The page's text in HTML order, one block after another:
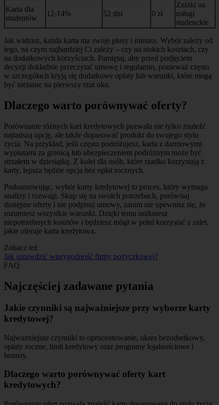
Karta dla
studentów
12-14% 52 dni 0 zł
Zniżki na
usługi
studenckie
Jak widzisz, każda karta ma swoje plusy i minusy. Wybór zależy od
tego, na czym najbardziej Ci zależy – czy na niskich kosztach, czy
na dodatkowych korzyściach. Pamiętaj, aby przed podjęciem
decyzji dokładnie przeczytać umowę i regulamin, ponieważ często
w szczegółach kryją się dodatkowe opłaty lub warunki, które mogą
być niejasne na pierwszy rzut oka.
Dlaczego warto porównywać oferty?
Porównanie różnych kart kredytowych pozwala nie tylko znaleźć
najtańszą opcję, ale także dopasować produkt do swojego stylu
życia. Na przykład, jeśli często podróżujesz, karta z darmowymi
wypłatami za granicą lub ubezpieczeniem podróżnym może być
strzałem w dziesiątkę. Z kolei dla osób, które rzadko korzystają z
karty, lepsza będzie opcja bez opłat rocznych.
Podsumowując, wybór karty kredytowej to proces, który wymaga
analizy i rozwagi. Skup się na swoich potrzebach, porównaj
dostępne oferty i nie podpisuj umowy, zanim nie upewnisz się, że
rozumiesz wszystkie warunki. Dzięki temu unikniesz
niepotrzebnych kosztów i będziesz mógł w pełni korzystać z zalet,
jakie oferuje karta kredytowa.
Zobacz też
Jak sprawdzić wiarygodność firmy pożyczkowej?
FAQ
Najczęściej zadawane pytania
Jakie czynniki są najważniejsze przy wyborze karty
kredytowej?
Najważniejsze czynniki to oprocentowanie, okres bezodsetkowy,
opłaty roczne, limit kredytowy oraz programy lojalnościowe i
bonusy.
Dlaczego warto porównywać oferty kart
kredytowych?